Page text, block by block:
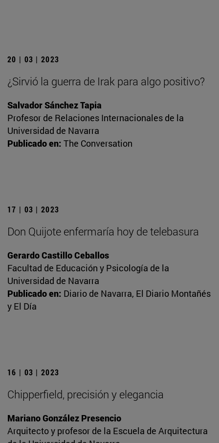
20 | 03 | 2023
¿Sirvió la guerra de Irak para algo positivo?
Salvador Sánchez Tapia
Profesor de Relaciones Internacionales de la
Universidad de Navarra
Publicado en: The Conversation
17 | 03 | 2023
Don Quijote enfermaría hoy de telebasura
Gerardo Castillo Ceballos
Facultad de Educación y Psicología de la
Universidad de Navarra
Publicado en: Diario de Navarra, El Diario Montañés
y El Día
16 | 03 | 2023
Chipperfield, precisión y elegancia
Mariano González Presencio
Arquitecto y profesor de la Escuela de Arquitectura